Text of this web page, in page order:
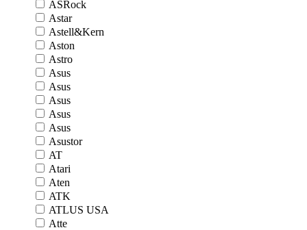
ASRock
Astar
Astell&Kern
Aston
Astro
Asus
Asus
Asus
Asus
Asus
Asustor
AT
Atari
Aten
ATK
ATLUS USA
Atte